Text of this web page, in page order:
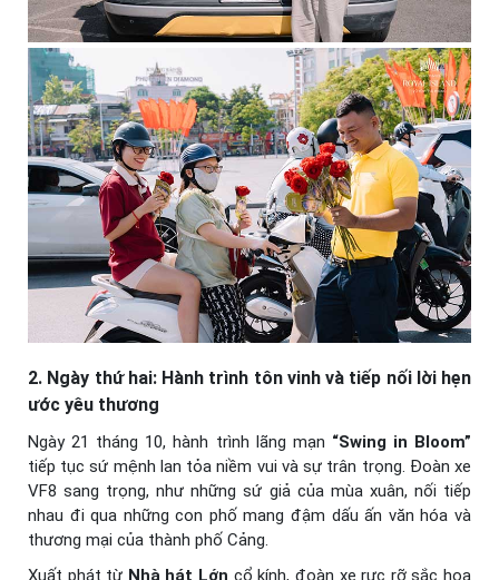
2. Ngày thứ hai: Hành trình tôn vinh và tiếp nối lời hẹn
ước yêu thương
Ngày 21 tháng 10, hành trình lãng mạn “Swing in Bloom”
tiếp tục sứ mệnh lan tỏa niềm vui và sự trân trọng. Đoàn xe
VF8 sang trọng, như những sứ giả của mùa xuân, nối tiếp
nhau đi qua những con phố mang đậm dấu ấn văn hóa và
thương mại của thành phố Cảng.